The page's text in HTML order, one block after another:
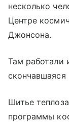
несколько
Центре
Джонсона.
Там работали
скончавшаяся
Шитье
программы